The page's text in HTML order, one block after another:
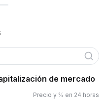
de mercado
Precio y % en 24 horas